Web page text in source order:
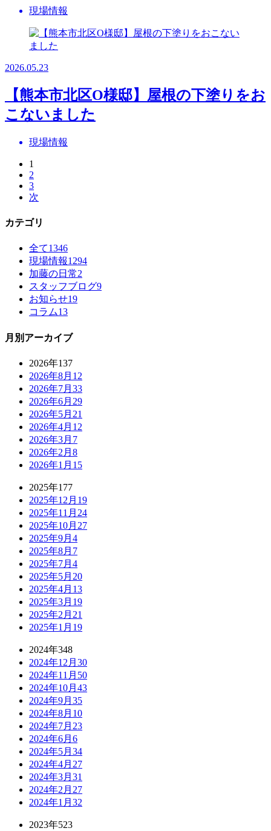
現場情報
2026.05.23
【熊本市北区O様邸】屋根の下塗りをお
こないました
現場情報
1
2
3
次
カテゴリ
全て1346
現場情報1294
加藤の日常2
スタッフブログ9
お知らせ19
コラム13
月別アーカイブ
2026年137
2026年8月 12
2026年7月 33
2026年6月 29
2026年5月 21
2026年4月 12
2026年3月 7
2026年2月 8
2026年1月 15
2025年177
2025年12月 19
2025年11月 24
2025年10月 27
2025年9月 4
2025年8月 7
2025年7月 4
2025年5月 20
2025年4月 13
2025年3月 19
2025年2月 21
2025年1月 19
2024年348
2024年12月 30
2024年11月 50
2024年10月 43
2024年9月 35
2024年8月 10
2024年7月 23
2024年6月 6
2024年5月 34
2024年4月 27
2024年3月 31
2024年2月 27
2024年1月 32
2023年523